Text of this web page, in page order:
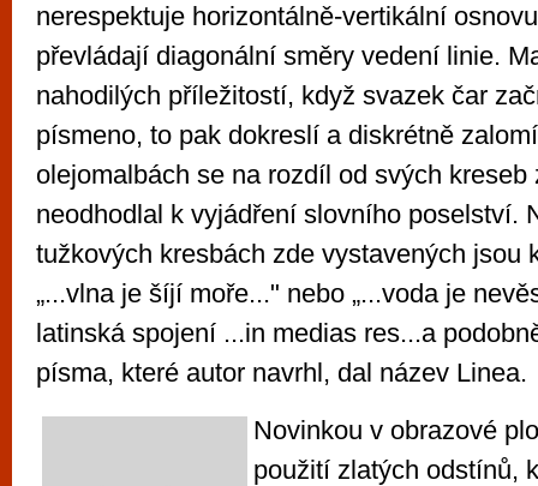
nerespektuje horizontálně-vertikální
převládají diagonální směry vedení linie.
nahodilých příležitostí, když svazek čar
písmeno, to pak dokreslí a diskrétně
olejomalbách se na rozdíl od svých kreseb
neodhodlal k vyjádření slovního poselství.
tužkových kresbách zde vystavených jsou
„...vlna je šíjí moře..." nebo „...voda je
latinská spojení ...in medias res...a
písma, které autor navrhl, dal název Linea.
Novinkou v obrazové
použití zlatých odstínů,